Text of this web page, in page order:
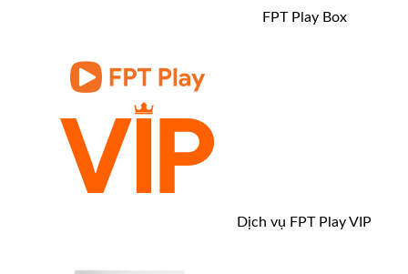
FPT Play Box
Dịch vụ FPT Play VIP